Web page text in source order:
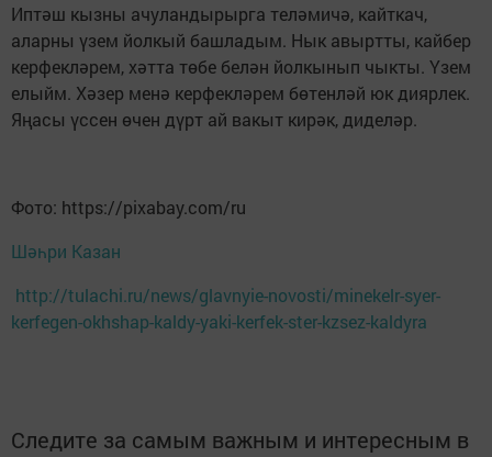
Иптәш кызны ачуландырырга теләмичә, кайткач,
аларны үзем йолкый башладым. Нык авыртты, кайбер
керфекләрем, хәтта төбе белән йолкынып чыкты. Үзем
елыйм. Хәзер менә керфекләрем бөтенләй юк диярлек.
Яңасы үссен өчен дүрт ай вакыт кирәк, диделәр.
Фото: https://pixabay.com/ru
Шәһри Казан
http://tulachi.ru/news/glavnyie-novosti/minekelr-syer-
kerfegen-okhshap-kaldy-yaki-kerfek-ster-kzsez-kaldyra
Следите за самым важным и интересным в